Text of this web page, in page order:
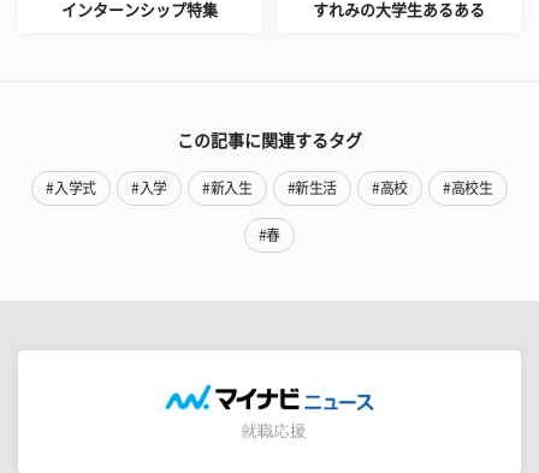
インターンシップ特集 すれみの大学生あるある
この記事に関連するタグ
#入学式 #入学 #新入生 #新生活 #高校 #高校生
#春